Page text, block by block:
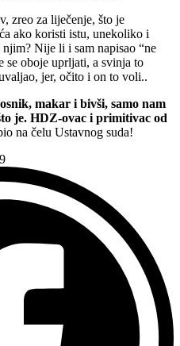
zreo za liječenje, što je
ako koristi istu, unekoliko i
Nije li i sam napisao “ne
se oboje uprljati, a svinja to
jer, očito i on to voli..
makar i bivši, samo nam
je. HDZ-ovac i primitivac od
na čelu Ustavnog suda!